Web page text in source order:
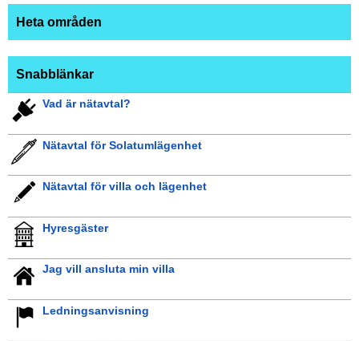
Heta områden
Snabblänkar
Vad är nätavtal?
Nätavtal för Solatumlägenhet
Nätavtal för villa och lägenhet
Hyresgäster
Jag vill ansluta min villa
Ledningsanvisning